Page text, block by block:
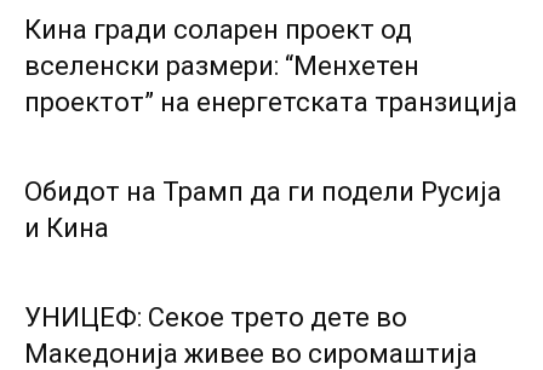
Кина гради соларен проект од
вселенски размери: “Менхетен
проектот” на енергетската транзиција
Обидот на Трамп да ги подели Русија
и Кина
УНИЦЕФ: Секое трето дете во
Македонија живее во сиромаштија